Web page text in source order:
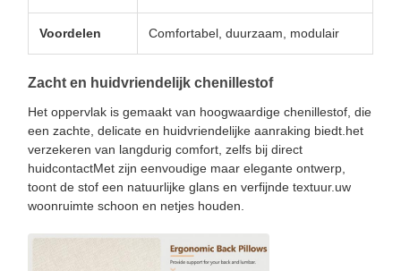
Voordelen Comfortabel, duurzaam, modulair
Zacht en huidvriendelijk chenillestof
Het oppervlak is gemaakt van hoogwaardige chenillestof, die
een zachte, delicate en huidvriendelijke aanraking biedt.het
verzekeren van langdurig comfort, zelfs bij direct
huidcontactMet zijn eenvoudige maar elegante ontwerp,
toont de stof een natuurlijke glans en verfijnde textuur.uw
woonruimte schoon en netjes houden.